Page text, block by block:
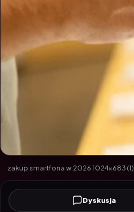
zakup smartfona w 2026 1024x683 (1)
Dyskusja